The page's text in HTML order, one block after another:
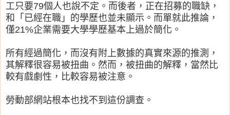
工只要79個人也說不定。而後者，正在招募的職缺，
和「已經在職」的學歷也並未顯示。而單就此推論，
僅21%企業需要大學學歷基本上過於簡化。
所有經過簡化，而沒有附上數據的真實來源的推測，
其解釋很容易被扭曲。然而，被扭曲的解釋，當然比
較有戲劇性，比較容易被注意。
勞動部網站根本也找不到這份調查。